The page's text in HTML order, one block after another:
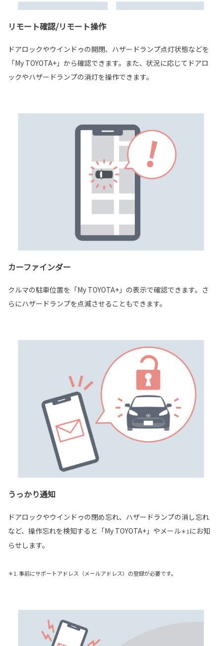
リモート確認/リモート操作
ドアロックやウインドゥの開閉、ハザードランプ点灯状態などを
「My TOYOTA+」から確認できます。また、状況に応じてドアロ
ックやハザードランプの消灯を操作できます。
カーファインダー
クルマの駐車位置を「My TOYOTA+」の表示で確認できます。さ
らにハザードランプを点滅させることもできます。
うっかり通知
ドアロックやウインドゥの閉め忘れ、ハザードランプの消し忘れ
など、操作忘れを検知すると「My TOYOTA+」やメール＊1 にお知
らせします。
＊1. 事前にサポートアドレス（メールアドレス）の登録が必要です。